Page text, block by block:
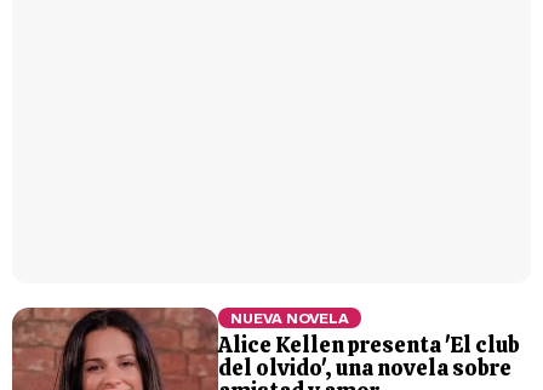
NUEVA NOVELA
Alice Kellen presenta 'El club
del olvido', una novela sobre